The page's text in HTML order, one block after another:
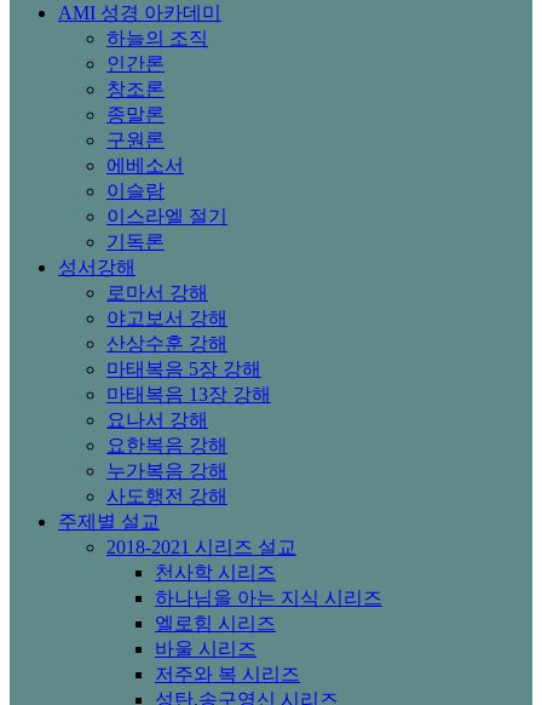
AMI 성경 아카데미
하늘의 조직
인간론
창조론
종말론
구원론
에베소서
이슬람
이스라엘 절기
기독론
성서강해
로마서 강해
야고보서 강해
산상수훈 강해
마태복음 5장 강해
마태복음 13장 강해
요나서 강해
요한복음 강해
누가복음 강해
사도행전 강해
주제별 설교
2018-2021 시리즈 설교
천사학 시리즈
하나님을 아는 지식 시리즈
엘로힘 시리즈
바울 시리즈
저주와 복 시리즈
성탄,송구영신 시리즈